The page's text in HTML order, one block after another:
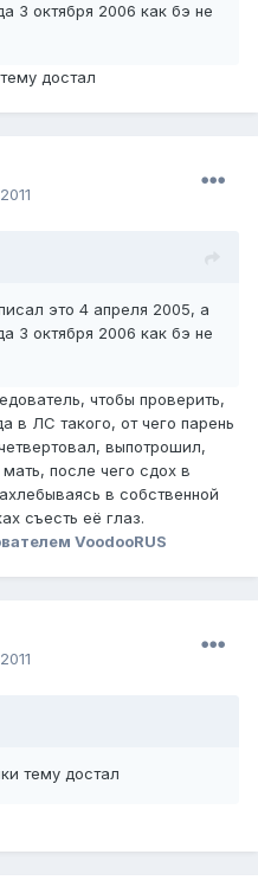
3 октября 2006 как бэ не
достал
это 4 апреля 2005, а
3 октября 2006 как бэ не
чтобы проверить,
в ЛС такого, от чего парень
выпотрошил,
после чего сдох в
в собственной
съесть её глаз.
VoodooRUS
тему достал